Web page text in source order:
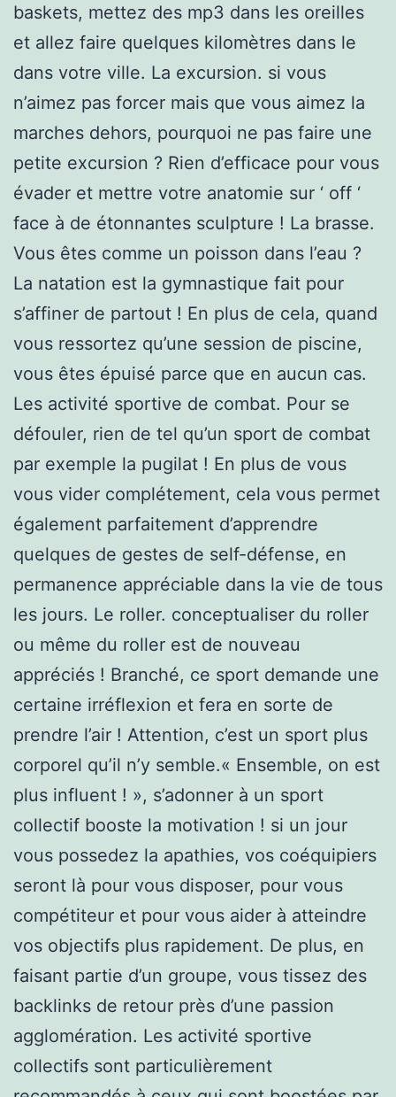
baskets, mettez des mp3 dans les oreilles
et allez faire quelques kilomètres dans le
dans votre ville. La excursion. si vous
n’aimez pas forcer mais que vous aimez la
marches dehors, pourquoi ne pas faire une
petite excursion ? Rien d’efficace pour vous
évader et mettre votre anatomie sur ‘ off ‘
face à de étonnantes sculpture ! La brasse.
Vous êtes comme un poisson dans l’eau ?
La natation est la gymnastique fait pour
s’affiner de partout ! En plus de cela, quand
vous ressortez qu’une session de piscine,
vous êtes épuisé parce que en aucun cas.
Les activité sportive de combat. Pour se
défouler, rien de tel qu’un sport de combat
par exemple la pugilat ! En plus de vous
vous vider complétement, cela vous permet
également parfaitement d’apprendre
quelques de gestes de self-défense, en
permanence appréciable dans la vie de tous
les jours. Le roller. conceptualiser du roller
ou même du roller est de nouveau
appréciés ! Branché, ce sport demande une
certaine irréflexion et fera en sorte de
prendre l’air ! Attention, c’est un sport plus
corporel qu’il n’y semble.« Ensemble, on est
plus influent ! », s’adonner à un sport
collectif booste la motivation ! si un jour
vous possedez la apathies, vos coéquipiers
seront là pour vous disposer, pour vous
compétiteur et pour vous aider à atteindre
vos objectifs plus rapidement. De plus, en
faisant partie d’un groupe, vous tissez des
backlinks de retour près d’une passion
agglomération. Les activité sportive
collectifs sont particulièrement